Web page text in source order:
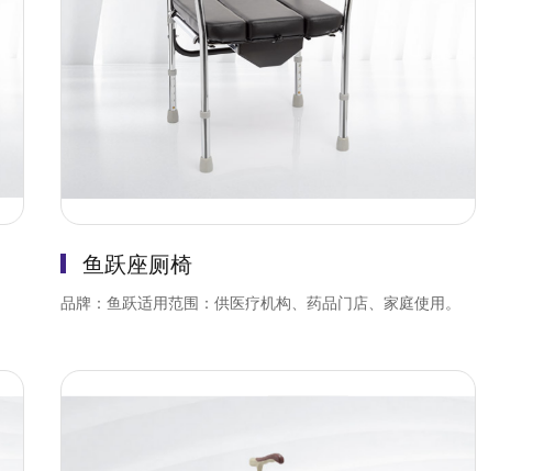
鱼跃座厕椅
品牌：鱼跃适用范围：供医疗机构、药品门店、家庭使用。